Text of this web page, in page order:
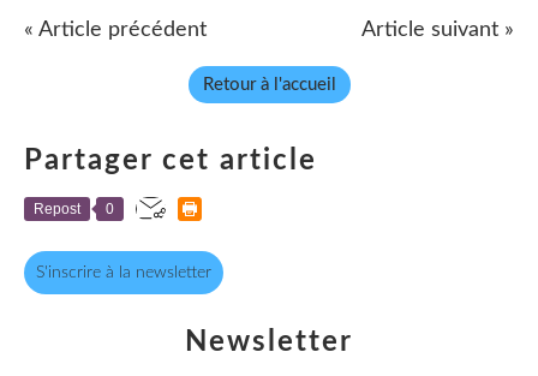
« Article précédent Article suivant »
Retour à l'accueil
Partager cet article
Repost 0
S'inscrire à la newsletter
Newsletter